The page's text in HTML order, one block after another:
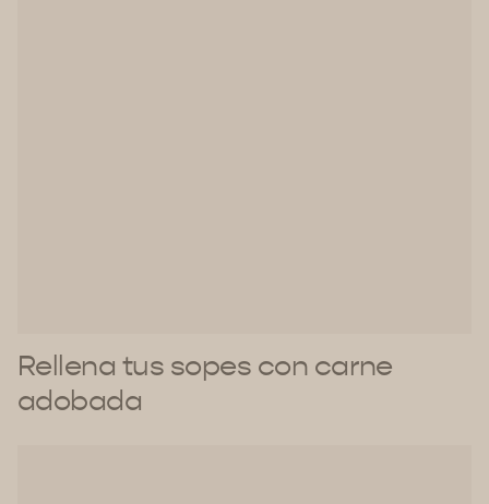
Rellena tus sopes con carne
adobada